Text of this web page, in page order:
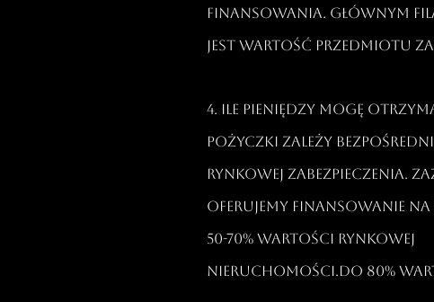
finansowania. Głównym
jest wartość przedmiotu
4. Ile pieniędzy mogę
pożyczki zależy
rynkowej zabezpieczenia.
oferujemy finansowanie na
50-70% wartości rynkowej
nieruchomości.Do 80%